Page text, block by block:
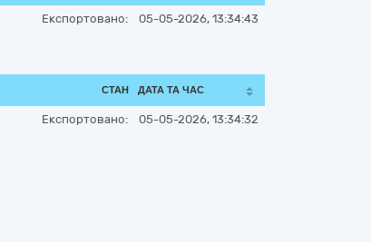
Експортовано: 05-05-2026, 13:34:43
СТАН ДАТА ТА ЧАС
Експортовано: 05-05-2026, 13:34:32